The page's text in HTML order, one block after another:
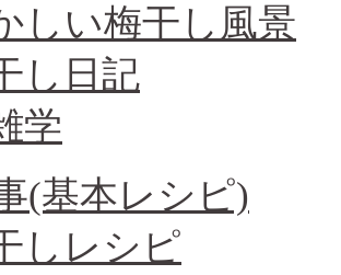
しい梅干し風景
し日記
学
(基本レシピ)
しレシピ